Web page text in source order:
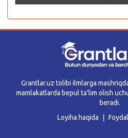
Grantlar.uz tolibi ilmlarga
mamlakatlarda bepul ta’lim olish
beradi.
Loyiha haqida